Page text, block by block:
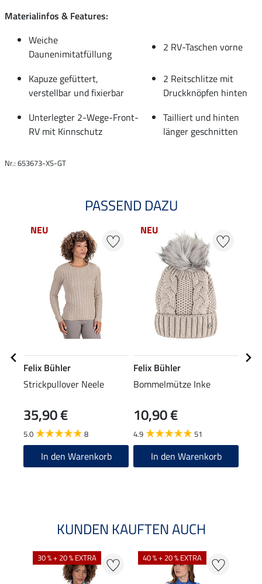
Materialinfos & Features:
Weiche
Daunenimitatfüllung
2 RV-Taschen vorne
Kapuze gefüttert,
verstellbar und fixierbar
2 Reitschlitze mit
Druckknöpfen hinten
Unterlegter 2-Wege-Front-
RV mit Kinnschutz
Tailliert und hinten
länger geschnitten
Nr.: 653673-XS-GT
PASSEND DAZU
NEU
Felix Bühler
Strickpullover Neele
35,90 €
5.0 8
In den Warenkorb
NEU
Felix Bühler
Bommelmütze Inke
10,90 €
4.9 51
In den Warenkorb
KUNDEN KAUFTEN AUCH
30 % + 20 % EXTRA 40 % + 20 % EXTRA